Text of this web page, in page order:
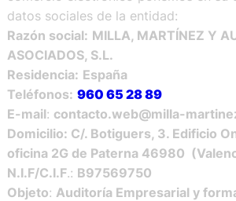
datos sociales de la entidad:
Razón social: MILLA, MARTÍNEZ Y
ASOCIADOS, S.L.
Residencia: España
Teléfonos: 960 65 28 89
E-mail: contacto.web@milla-
Domicilio: C/. Botiguers, 3. Edificio
oficina 2G de Paterna 46980
N.I.F/C.I.F.: B97569750
Objeto: Auditoría Empresarial y